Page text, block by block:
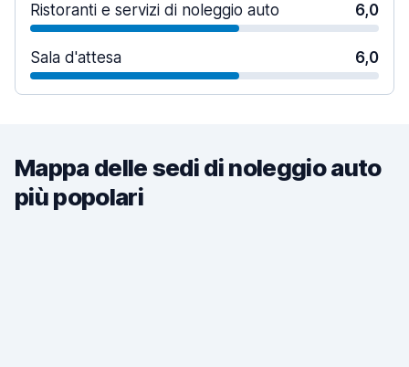
Ristoranti e servizi di noleggio auto 6,0
Sala d'attesa 6,0
Mappa delle sedi di noleggio auto
più popolari